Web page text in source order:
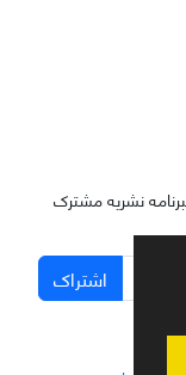
نشریه مشترک
اشتراک